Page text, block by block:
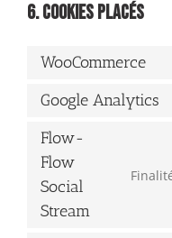
6. Cookies placés
WooCommerce
Google Analytics
Flow-
Flow
Social
Stream